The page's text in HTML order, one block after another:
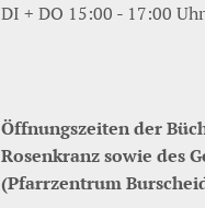
DI + DO 15:00 - 17:00 Uhr
Öffnungszeiten der
Rosenkranz sowie des
(Pfarrzentrum